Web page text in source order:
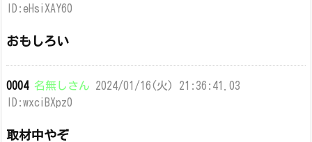
ID:eHsiXAY60
おもしろい
0004 名無しさん 2024/01/16(火) 21:36:41.03
ID:wxciBXpz0
取材中やぞ